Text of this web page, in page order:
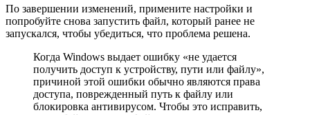
По завершении изменений, примените настройки и
попробуйте снова запустить файл, который ранее не
запускался, чтобы убедиться, что проблема решена.
Когда Windows выдает ошибку «не удается
получить доступ к устройству, пути или файлу»,
причиной этой ошибки обычно являются права
доступа, поврежденный путь к файлу или
блокировка антивирусом. Чтобы это исправить,